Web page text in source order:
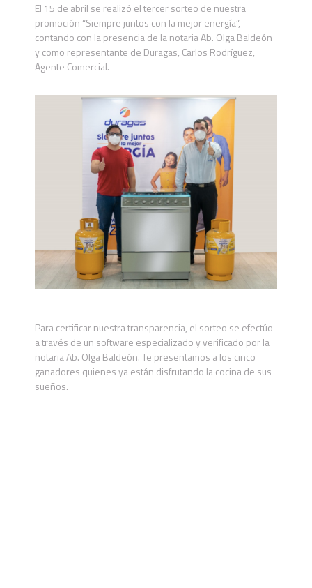
El 15 de abril se realizó el tercer sorteo de nuestra
promoción “Siempre juntos con la mejor energía”,
contando con la presencia de la notaria Ab. Olga Baldeón
y como representante de Duragas, Carlos Rodríguez,
Agente Comercial.
Para certificar nuestra transparencia, el sorteo se efectúo
a través de un software especializado y verificado por la
notaria Ab. Olga Baldeón. Te presentamos a los cinco
ganadores quienes ya están disfrutando la cocina de sus
sueños.